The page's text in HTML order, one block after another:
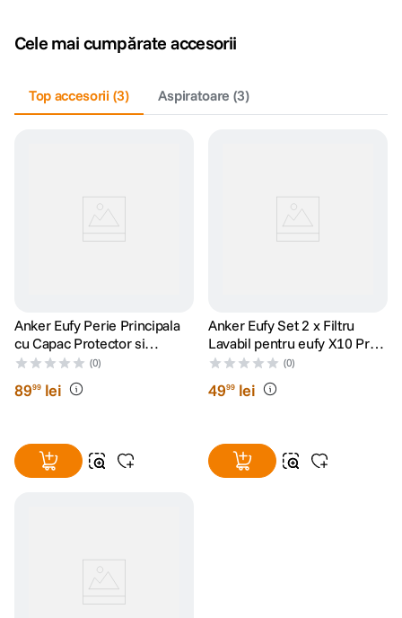
Cele mai cumpărate accesorii
Top accesorii (3) Aspiratoare (3)
Anker Eufy Perie Principala
cu Capac Protector si
Pieptene pentru eufy X10
Pro Omni
(0)
8999 lei
Anker Eufy Set 2 x Filtru
Lavabil pentru eufy X10 Pro
Omni
(0)
4999 lei